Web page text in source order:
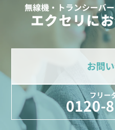
無線機・トランシーバ
エクセリに
お問
フリー
0120-